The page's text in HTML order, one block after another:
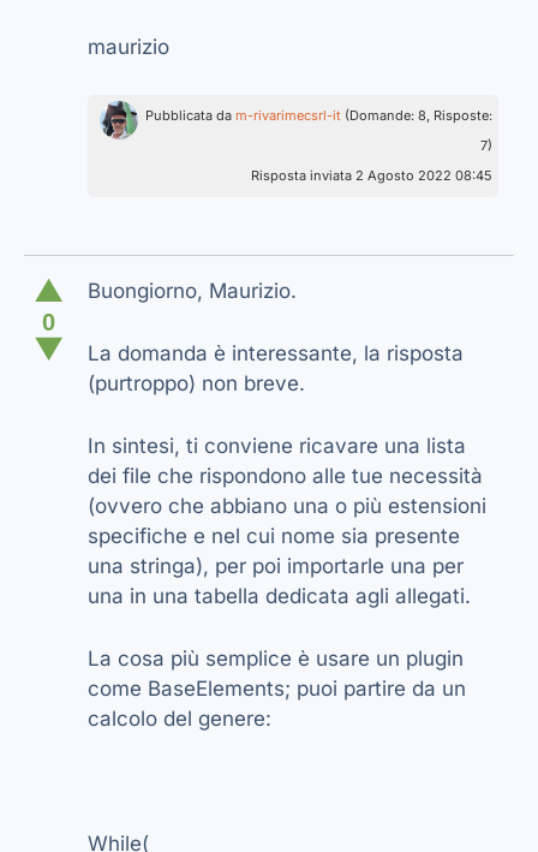
maurizio
Pubblicata da m-rivarimecsrl-it (Domande: 8, Risposte:
7)
Risposta inviata 2 Agosto 2022 08:45
▲
0
▼
Buongiorno, Maurizio.
La domanda è interessante, la risposta
(purtroppo) non breve.
In sintesi, ti conviene ricavare una lista
dei file che rispondono alle tue necessità
(ovvero che abbiano una o più estensioni
specifiche e nel cui nome sia presente
una stringa), per poi importarle una per
una in una tabella dedicata agli allegati.
La cosa più semplice è usare un plugin
come BaseElements; puoi partire da un
calcolo del genere:
While(